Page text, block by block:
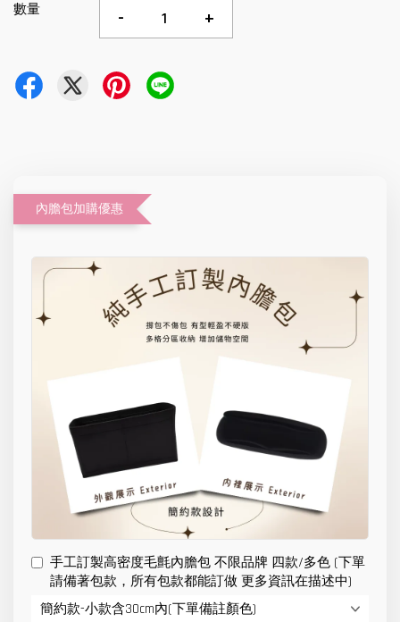
數量 - +
內膽包加購優惠
手工訂製高密度毛氈內膽包 不限品牌 四款/多色 (下單
請備著包款，所有包款都能訂做 更多資訊在描述中)